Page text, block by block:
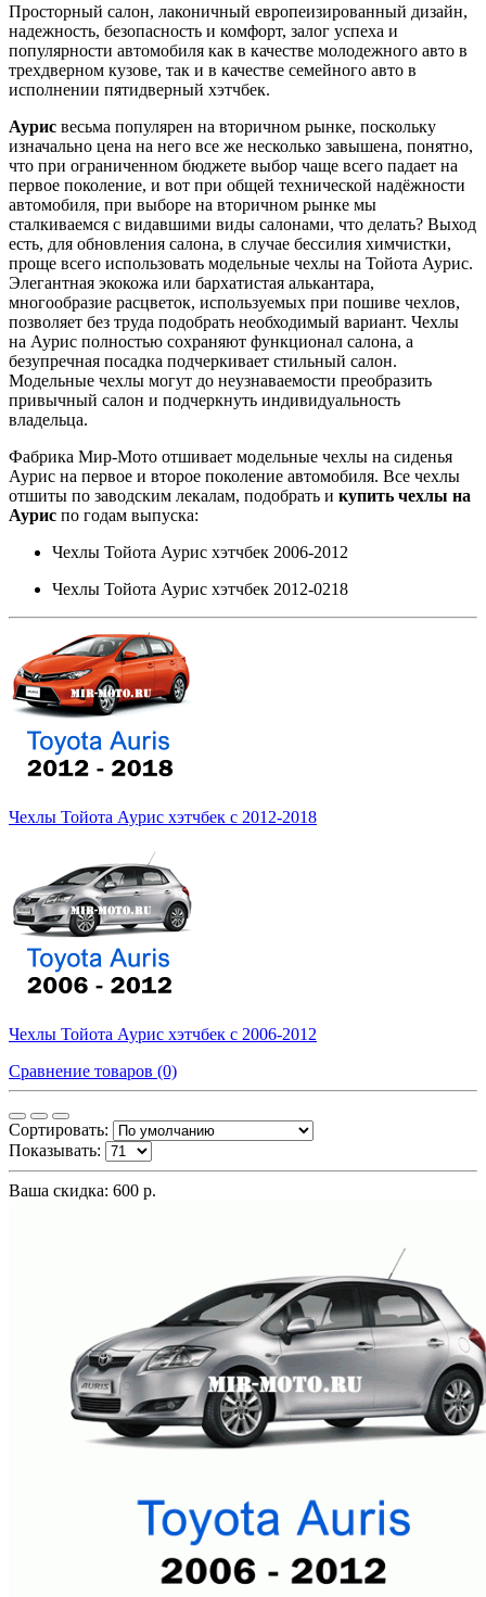
Просторный салон, лаконичный европеизированный дизайн,
надежность, безопасность и комфорт, залог успеха и
популярности автомобиля как в качестве молодежного авто в
трехдверном кузове, так и в качестве семейного авто в
исполнении пятидверный хэтчбек.
Аурис весьма популярен на вторичном рынке, поскольку
изначально цена на него все же несколько завышена, понятно,
что при ограниченном бюджете выбор чаще всего падает на
первое поколение, и вот при общей технической надёжности
автомобиля, при выборе на вторичном рынке мы
сталкиваемся с видавшими виды салонами, что делать? Выход
есть, для обновления салона, в случае бессилия химчистки,
проще всего использовать модельные чехлы на Тойота Аурис.
Элегантная экокожа или бархатистая алькантара,
многообразие расцветок, используемых при пошиве чехлов,
позволяет без труда подобрать необходимый вариант. Чехлы
на Аурис полностью сохраняют функционал салона, а
безупречная посадка подчеркивает стильный салон.
Модельные чехлы могут до неузнаваемости преобразить
привычный салон и подчеркнуть индивидуальность
владельца.
Фабрика Мир-Мото отшивает модельные чехлы на сиденья
Аурис на первое и второе поколение автомобиля. Все чехлы
отшиты по заводским лекалам, подобрать и купить чехлы на
Аурис по годам выпуска:
Чехлы Тойота Аурис хэтчбек 2006-2012
Чехлы Тойота Аурис хэтчбек 2012-0218
Чехлы Тойота Аурис хэтчбек с 2012-2018
Чехлы Тойота Аурис хэтчбек с 2006-2012
Сравнение товаров (0)
Сортировать:
Показывать:
Ваша скидка: 600 р.